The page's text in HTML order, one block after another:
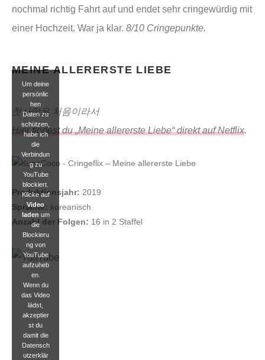
nochmal richtig Fahrt auf und endet sehr cringewürdig mit
einer Hochzeit. War ja klar. 8/10 Cringepunkte.
MEINE ALLERERSTE LIEBE
첫사랑은 처음이라서
Hier findest du „Meine allererste Liebe“ direkt auf Netflix.
Produktionsjahr: 2019
Sprache: koreanisch
Anzahl der Folgen: 16 in 2 Staffel
Um deine
persönlic
hen
Daten zu
schützen,
habe ich
die
Verbindun
g zu
YouTube
blockiert.
Klicke auf
Video
laden um
die
Blockieru
ng von
YouTube
aufzuheb
en.
Wenn du
das Video
lädst,
akzeptier
st du
damit die
Datensch
utzerklär